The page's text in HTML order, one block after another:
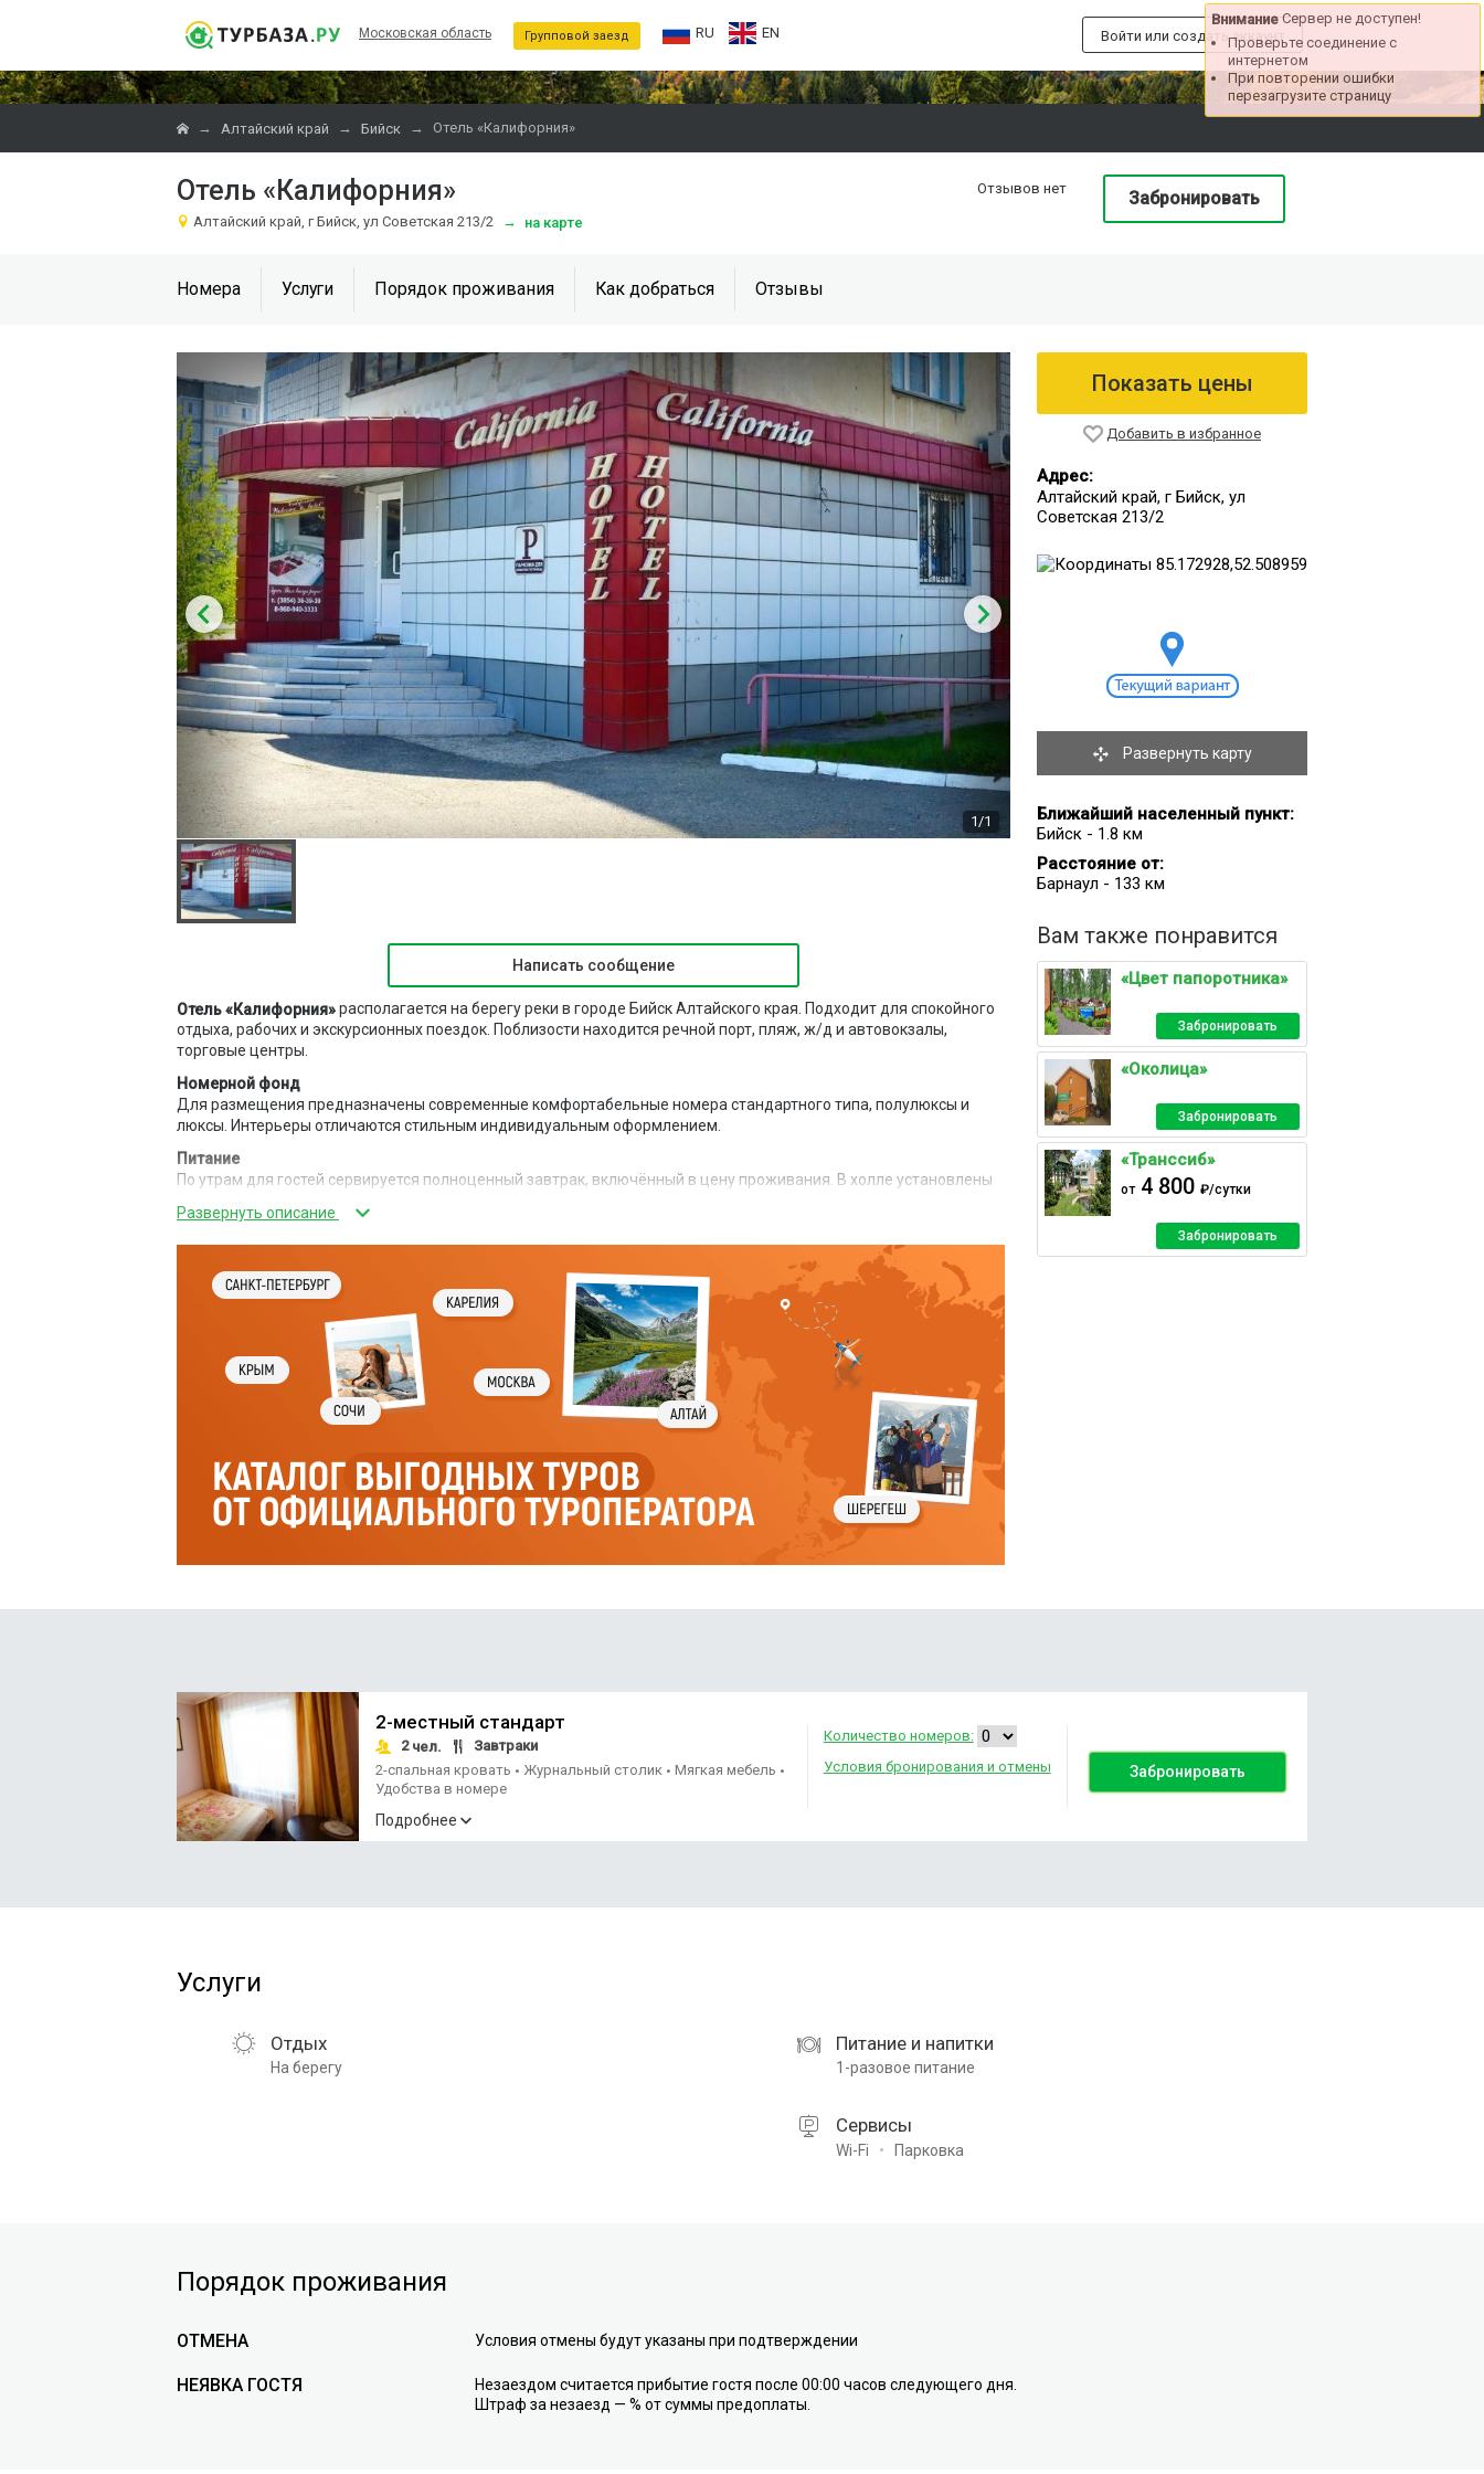
Внимание Сервер не доступен!
Проверьте соединение с
интернетом
При повторении ошибки
перезагрузите страницу
Московская область Групповой заезд RU EN Войти или создать аккаунт
→ Алтайский край → Бийск → Отель «Калифорния»
Отель «Калифорния»
Алтайский край, г Бийск, ул Советская 213/2 → на карте
Отзывов нет Забронировать
Номера Услуги Порядок проживания Как добраться Отзывы
1/1
Написать сообщение
Отель «Калифорния»располагается на берегу реки в городе Бийск Алтайского края. Подходит для спокойного
отдыха, рабочих и экскурсионных поездок. Поблизости находится речной порт, пляж, ж/д и автовокзалы,
торговые центры.
Номерной фонд
Для размещения предназначены современные комфортабельные номера стандартного типа, полулюксы и
люксы. Интерьеры отличаются стильным индивидуальным оформлением.
Питание
По утрам для гостей сервируется полноценный завтрак, включённый в цену проживания. В холле установлены
На территории есть бесплатная автостоянка с видеонаблюдением, предоставляется свободный доступ к Wi-Fi.
Стойка администратора работает круглосуточно.
Показать цены
Добавить в избранное
Адрес:
Алтайский край, г Бийск, ул
Советская 213/2
Развернуть карту
Ближайший населенный пункт:
Бийск - 1.8 км
Расстояние от:
Барнаул - 133 км
Вам также понравится
«Цвет папоротника»
Забронировать
«Околица»
Забронировать
«Транссиб»
от4 800 ₽/сутки
Забронировать
2-местный стандарт
2чел.
Завтраки
2-спальная кровать • Журнальный столик • Мягкая мебель •
Удобства в номере
Подробнее
Количество номеров:
Условия бронирования и отмены
Забронировать
Услуги
Отдых
На берегу
Питание и напитки
1-разовое питание
Сервисы
Wi-Fi Парковка
Порядок проживания
ОТМЕНА Условия отмены будут указаны при подтверждении
НЕЯВКА ГОСТЯ
Незаездом считается прибытие гостя после 00:00 часов следующего дня.
Штраф за незаезд — % от суммы предоплаты.